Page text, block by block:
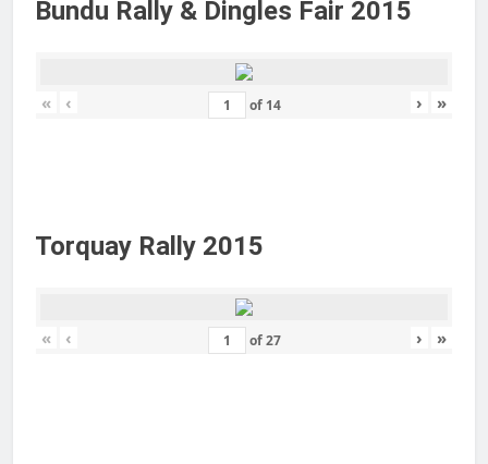
Bundu Rally & Dingles Fair 2015
« ‹ of 14 › »
Torquay Rally 2015
« ‹ of27 › »